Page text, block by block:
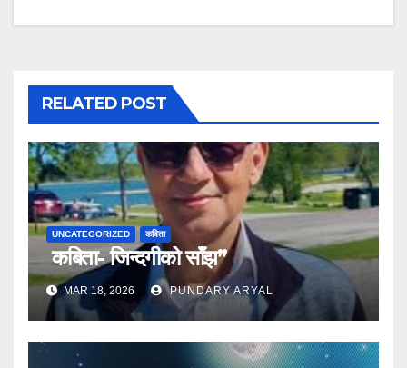
RELATED POST
UNCATEGORIZED कविता
कबिता- जिन्दगीको साँझ”
MAR 18, 2026 PUNDARY ARYAL